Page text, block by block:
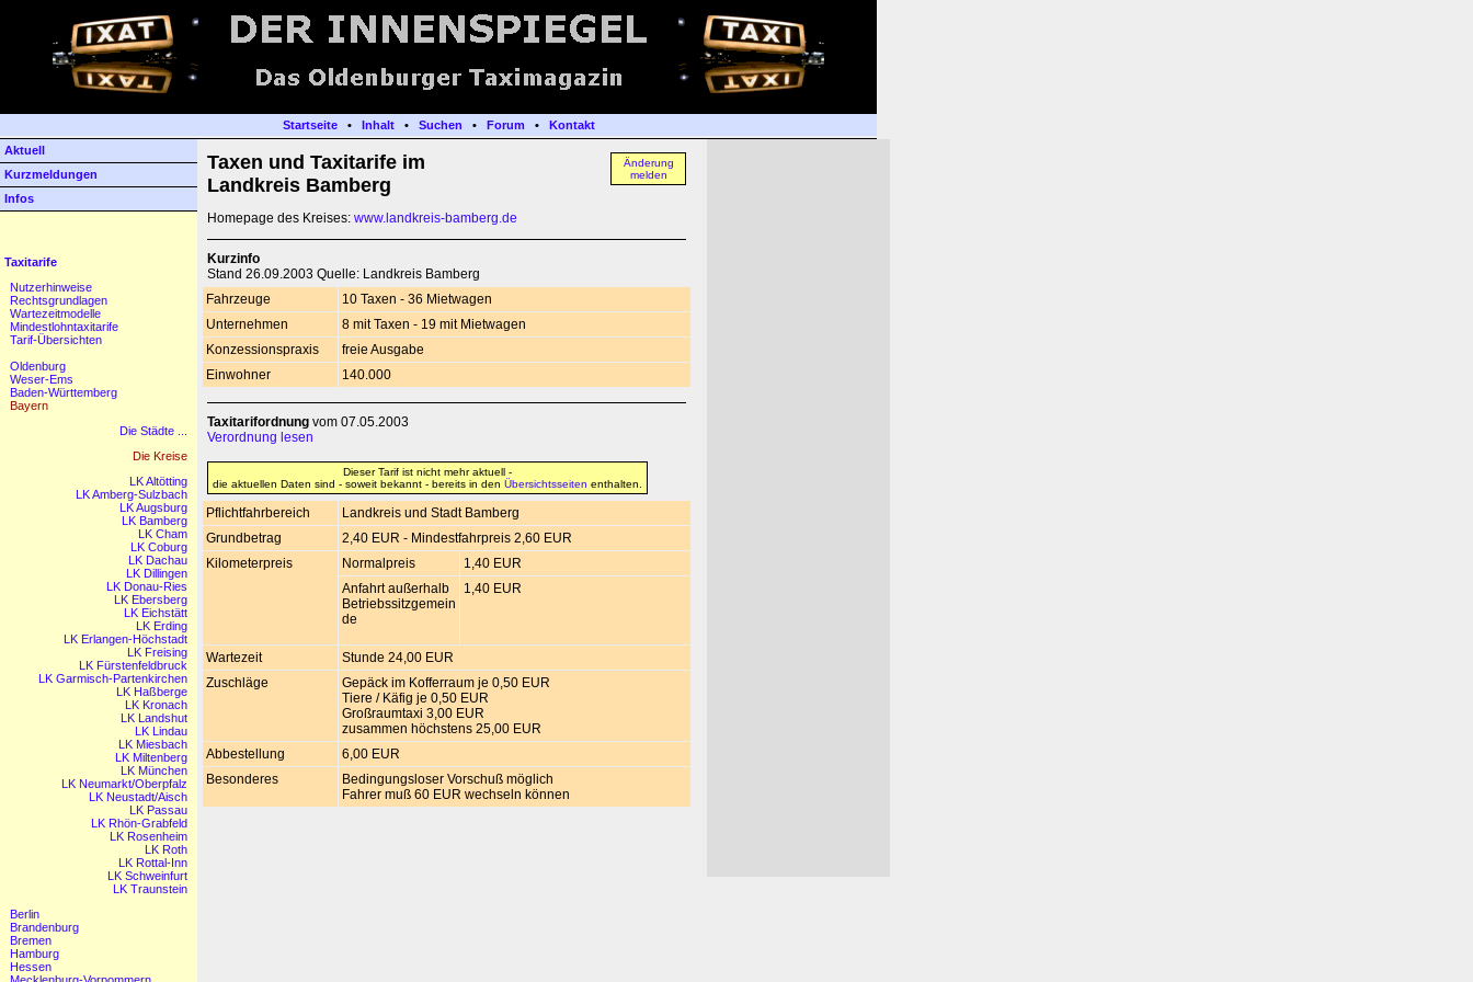
Startseite• Inhalt• Suchen • Forum •
Kontakt
Aktuell
Kurzmeldungen
Infos
Taxitarife
Nutzerhinweise
Rechtsgrundlagen
Wartezeitmodelle
Mindestlohntaxitarife
Tarif-Übersichten
Oldenburg
Weser-Ems
Baden-Württemberg
Bayern
Die Städte ...
Die Kreise
LK Altötting
LK Amberg-Sulzbach
LK Augsburg
LK Bamberg
LK Cham
LK Coburg
LK Dachau
LK Dillingen
LK Donau-Ries
LK Ebersberg
LK Eichstätt
LK Erding
LK Erlangen-Höchstadt
LK Freising
LK Fürstenfeldbruck
LK Garmisch-Partenkirchen
LK Haßberge
LK Kronach
LK Landshut
LK Lindau
LK Miesbach
LK Miltenberg
LK München
LK Neumarkt/Oberpfalz
LK Neustadt/Aisch
LK Passau
LK Rhön-Grabfeld
LK Rosenheim
LK Roth
LK Rottal-Inn
LK Schweinfurt
LK Traunstein
Berlin
Brandenburg
Bremen
Hamburg
Hessen
Änderung
melden
Taxen und Taxitarife im
Landkreis Bamberg
Homepage des Kreises: www.landkreis-bamberg.de
Kurzinfo
Stand 26.09.2003 Quelle: Landkreis Bamberg
Fahrzeuge
10 Taxen - 36 Mietwagen
Unternehmen
8 mit Taxen - 19 mit Mietwagen
Konzessionspraxis
freie Ausgabe
Einwohner
140.000
Taxitarifordnung vom 07.05.2003
Verordnung lesen
Dieser Tarif ist nicht mehr aktuell -
die aktuellen Daten sind - soweit bekannt - bereits in den Übersichtsseiten enthalten.
Pflichtfahrbereich
Landkreis und Stadt Bamberg
Grundbetrag
2,40 EUR - Mindestfahrpreis 2,60 EUR
Kilometerpreis
Normalpreis
1,40 EUR
Anfahrt außerhalb
Betriebssitzgemein
de
1,40 EUR
Wartezeit
Stunde 24,00 EUR
Zuschläge
Gepäck im Kofferraum je 0,50 EUR
Tiere / Käfig je 0,50 EUR
Großraumtaxi 3,00 EUR
zusammen höchstens 25,00 EUR
Abbestellung
6,00 EUR
Besonderes
Bedingungsloser Vorschuß möglich
Fahrer muß 60 EUR wechseln können